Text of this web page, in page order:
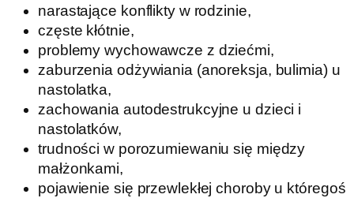
narastające konflikty w rodzinie,
częste kłótnie,
problemy wychowawcze z dziećmi,
zaburzenia odżywiania (anoreksja, bulimia) u
nastolatka,
zachowania autodestrukcyjne u dzieci i
nastolatków,
trudności w porozumiewaniu się między
małżonkami,
pojawienie się przewlekłej choroby u któregoś